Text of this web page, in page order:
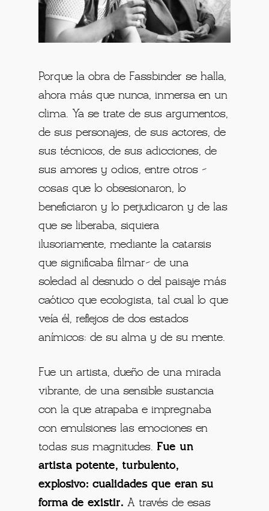
Porque la obra de Fassbinder se halla,
ahora más que nunca, inmersa en un
clima. Ya se trate de sus argumentos,
de sus personajes, de sus actores, de
sus técnicos, de sus adicciones, de
sus amores y odios, entre otros –
cosas que lo obsesionaron, lo
beneficiaron y lo perjudicaron y de las
que se liberaba, siquiera
ilusoriamente, mediante la catarsis
que significaba filmar– de una
soledad al desnudo o del paisaje más
caótico que ecologista, tal cual lo que
veía él, reflejos de dos estados
anímicos: de su alma y de su mente.
Fue un artista, dueño de una mirada
vibrante, de una sensible sustancia
con la que atrapaba e impregnaba
con emulsiones las emociones en
todas sus magnitudes. Fue un
artista potente, turbulento,
explosivo: cualidades que eran su
forma de existir. A través de esas